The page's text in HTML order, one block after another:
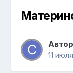
Автор
11